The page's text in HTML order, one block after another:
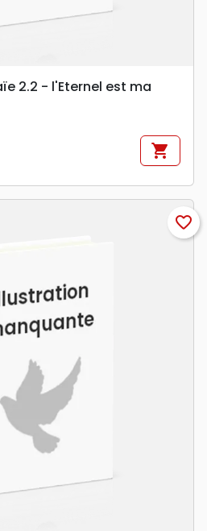
2.2 - l'Eternel est ma
shopping_cart
favorite_border